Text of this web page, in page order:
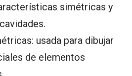
simétricas y
usada para dibujar
de elementos